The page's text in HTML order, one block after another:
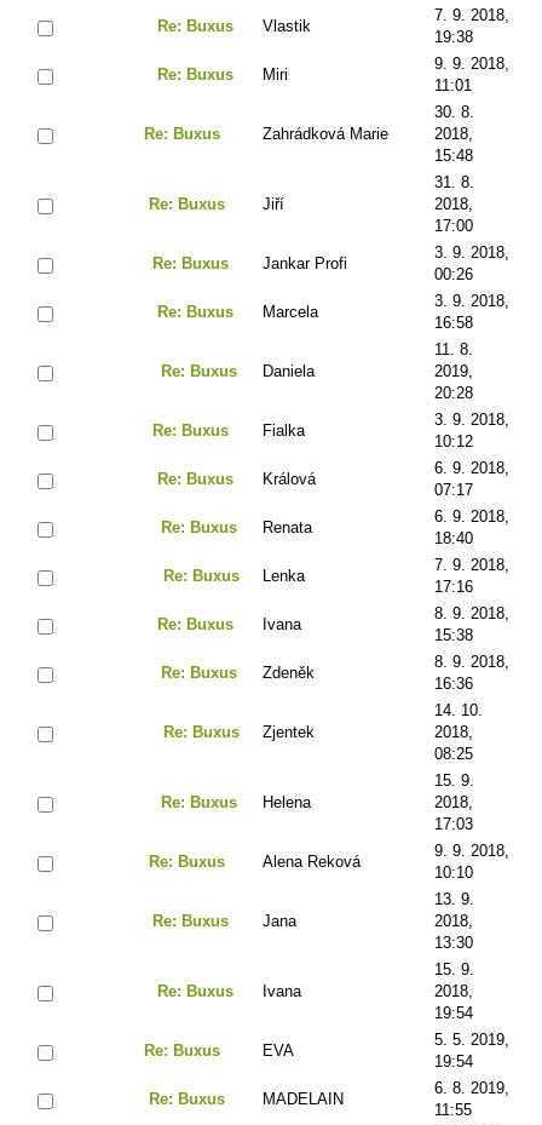
Re: Buxus Vlastik
7. 9. 2018,
19:38
Re: Buxus Miri
9. 9. 2018,
11:01
Re: Buxus Zahrádková Marie
30. 8.
2018,
15:48
Re: Buxus Jiří
31. 8.
2018,
17:00
Re: Buxus Jankar Profi
3. 9. 2018,
00:26
Re: Buxus Marcela
3. 9. 2018,
16:58
Re: Buxus Daniela
11. 8.
2019,
20:28
Re: Buxus Fialka
3. 9. 2018,
10:12
Re: Buxus Králová
6. 9. 2018,
07:17
Re: Buxus Renata
6. 9. 2018,
18:40
Re: Buxus Lenka
7. 9. 2018,
17:16
Re: Buxus Ivana
8. 9. 2018,
15:38
Re: Buxus Zdeněk
8. 9. 2018,
16:36
Re: Buxus Zjentek
14. 10.
2018,
08:25
Re: Buxus Helena
15. 9.
2018,
17:03
Re: Buxus Alena Reková
9. 9. 2018,
10:10
Re: Buxus Jana
13. 9.
2018,
13:30
Re: Buxus Ivana
15. 9.
2018,
19:54
Re: Buxus EVA
5. 5. 2019,
19:54
Re: Buxus MADELAIN
6. 8. 2019,
11:55